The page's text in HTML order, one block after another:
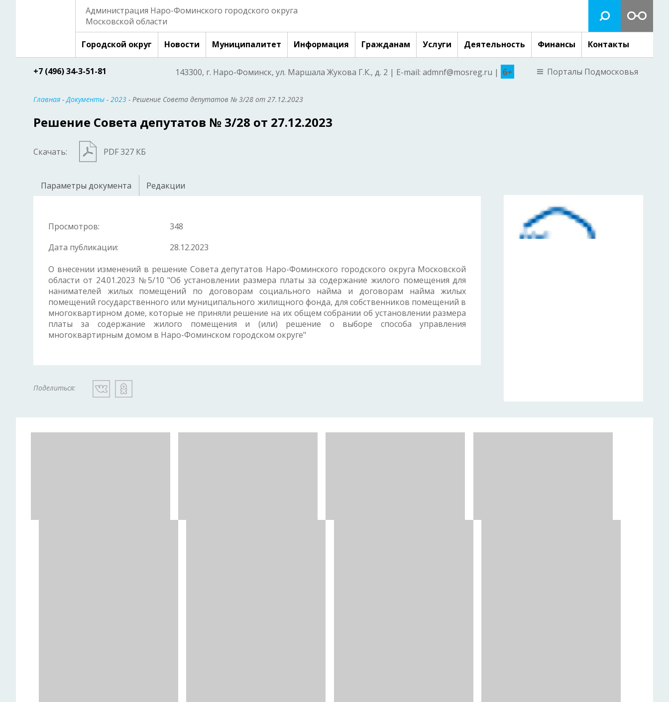
Администрация Наро-Фоминского городского округа
Московской области
Городской округ Новости Муниципалитет Информация Гражданам Услуги Деятельность Финансы Контакты
+7 (496) 34-3-51-81 143300, г. Наро-Фоминск, ул. Маршала Жукова Г.К., д. 2 | E-mail: admnf@mosreg.ru | 6+ Порталы Подмосковья
Главная -Документы - 2023 - Решение Совета депутатов № 3/28 от 27.12.2023
Решение Совета депутатов № 3/28 от 27.12.2023
Скачать: PDF 327 КБ
Параметры документа Редакции
Просмотров:
348
Дата публикации:
28.12.2023
О внесении изменений в решение Совета депутатов Наро-Фоминского городского округа Московской
области от 24.01.2023 №5/10 "Об установлении размера платы за содержание жилого помещения для
нанимателей жилых помещений по договорам социального найма и договорам найма жилых
помещений государственного или муниципального жилищного фонда, для собственников помещений в
многоквартирном доме, которые не приняли решение на их общем собрании об установлении размера
платы за содержание жилого помещения и (или) решение о выборе способа управления
многоквартирным домом в Наро-Фоминском городском округе"
Поделиться: